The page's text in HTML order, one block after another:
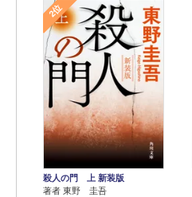
2位
殺人の門 上 新装版
著者 東野 圭吾